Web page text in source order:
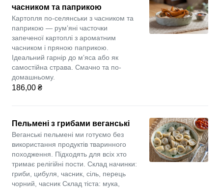
часником та паприкою
Картопля по-селянськи з часником та
паприкою — рум’яні часточки
запеченої картоплі з ароматним
часником і пряною паприкою.
Ідеальний гарнір до мʼяса або як
самостійна страва. Смачно та по-
домашньому.
186,00 ₴
Пельмені з грибами веганські
Веганські пельмені ми готуємо без
використання продуктів тваринного
походження. Підходять для всіх хто
тримає релігійні пости. Склад начинки:
гриби, цибуля, часник, сіль, перець
чорний, часник Склад тіста: мука,